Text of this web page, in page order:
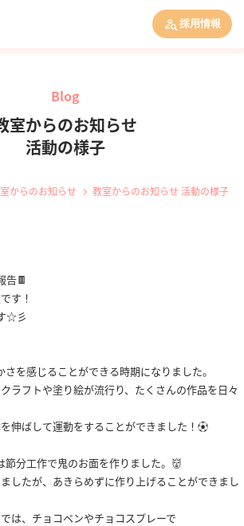
採用情報
Blog
室からのお知らせ
活動の様子
からのお知らせ 教室からのお知らせ 活動の様子
告🍫
す！
☆彡
を感じることができる時期になりました。
ラフトや塗り絵が流行り、たくさんの作品を日々
伸ばして運動をすることができました！⚽
節分工作で鬼のお面を作りました。👹
したが、あきらめずに作り上げることができまし
は、チョコペンやチョコスプレーで